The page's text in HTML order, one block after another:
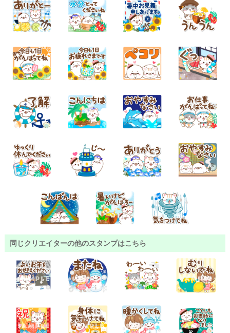
同じクリエイターの他のスタンプはこちら